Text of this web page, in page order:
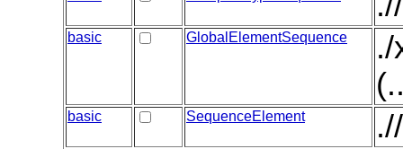
basic GlobalElementSequence
basic SequenceElement